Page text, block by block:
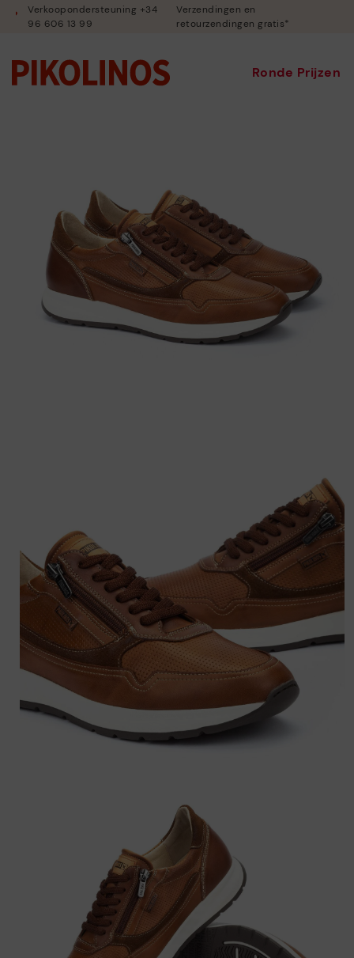
Verkoopondersteuning +34
96 606 13 99
Verzendingen en
retourzendingen gratis*
Ronde Prijzen